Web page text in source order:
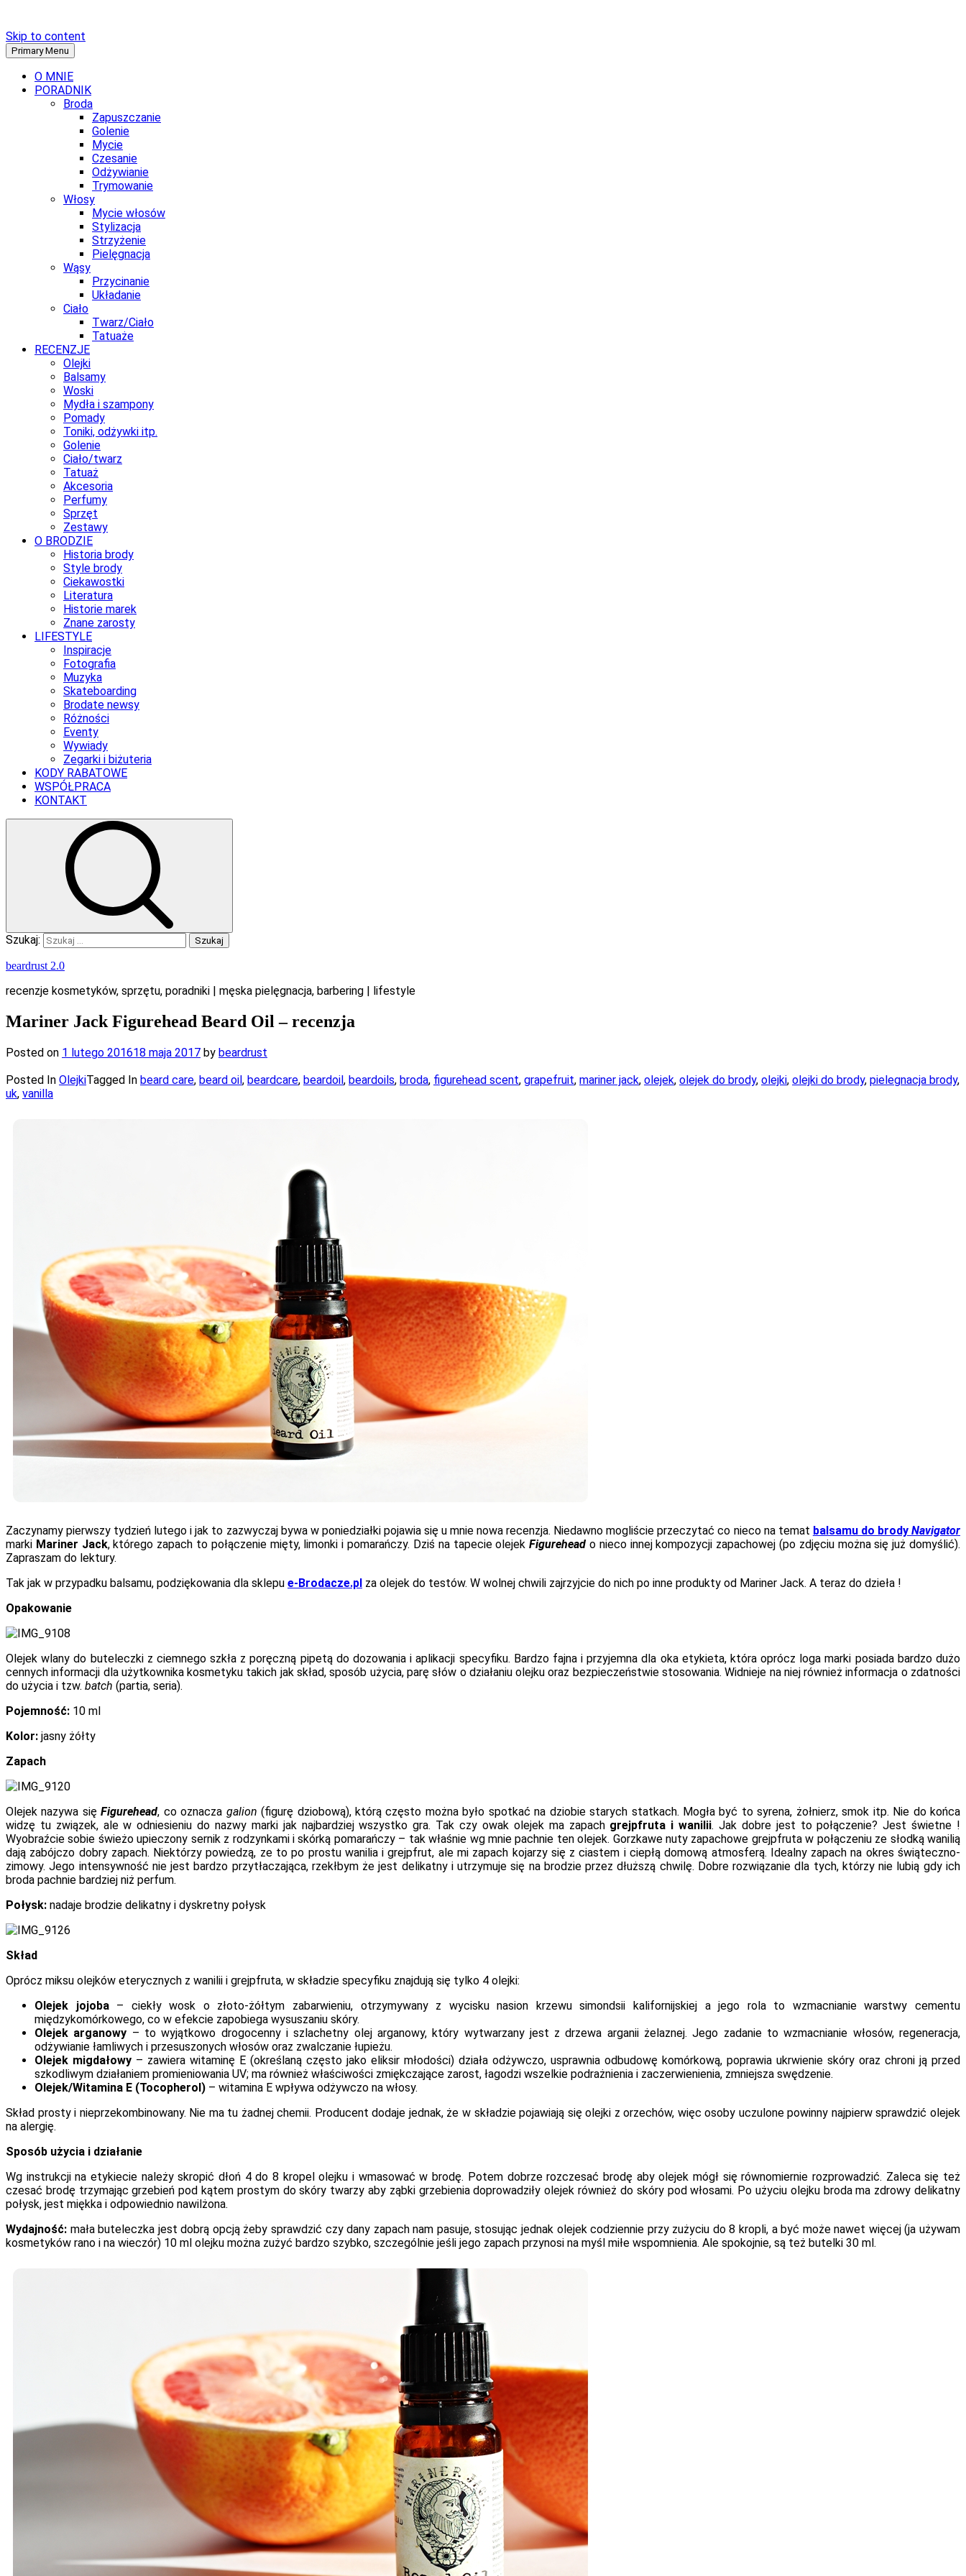
Skip to content
Primary Menu
O MNIE
PORADNIK
Broda
Zapuszczanie
Golenie
Mycie
Czesanie
Odżywianie
Trymowanie
Włosy
Mycie włosów
Stylizacja
Strzyżenie
Pielęgnacja
Wąsy
Przycinanie
Układanie
Ciało
Twarz/Ciało
Tatuaże
RECENZJE
Olejki
Balsamy
Woski
Mydła i szampony
Pomady
Toniki, odżywki itp.
Golenie
Ciało/twarz
Tatuaż
Akcesoria
Perfumy
Sprzęt
Zestawy
O BRODZIE
Historia brody
Style brody
Ciekawostki
Literatura
Historie marek
Znane zarosty
LIFESTYLE
Inspiracje
Fotografia
Muzyka
Skateboarding
Brodate newsy
Różności
Eventy
Wywiady
Zegarki i biżuteria
KODY RABATOWE
WSPÓŁPRACA
KONTAKT
Szukaj:
beardrust 2.0
recenzje kosmetyków, sprzętu, poradniki | męska pielęgnacja, barbering | lifestyle
Mariner Jack Figurehead Beard Oil – recenzja
Posted on 1 lutego 201618 maja 2017 by beardrust
Posted In OlejkiTagged In beard care, beard oil, beardcare, beardoil, beardoils, broda, figurehead scent, grapefruit, mariner jack, olejek, olejek do brody, olejki, olejki do brody, pielegnacja brody,
uk, vanilla
Zaczynamy pierwszy tydzień lutego i jak to zazwyczaj bywa w poniedziałki pojawia się u mnie nowa recenzja. Niedawno mogliście przeczytać co nieco na temat balsamu do brodyNavigator
marki Mariner Jack, którego zapach to połączenie mięty, limonki i pomarańczy. Dziś na tapecie olejekFigurehead o nieco innej kompozycji zapachowej (po zdjęciu można się już domyślić).
Zapraszam do lektury.
Tak jak w przypadku balsamu, podziękowania dla sklepu e-Brodacze.pl za olejek do testów. W wolnej chwili zajrzyjcie do nich po inne produkty od Mariner Jack. A teraz do dzieła !
Opakowanie
Olejek wlany do buteleczki z ciemnego szkła z poręczną pipetą do dozowania i aplikacji specyfiku. Bardzo fajna i przyjemna dla oka etykieta, która oprócz loga marki posiada bardzo dużo
cennych informacji dla użytkownika kosmetyku takich jak skład, sposób użycia, parę słów o działaniu olejku oraz bezpieczeństwie stosowania. Widnieje na niej również informacja o zdatności
do użycia i tzw. batch (partia, seria).
Pojemność: 10 ml
Kolor: jasny żółty
Zapach
Olejek nazywa sięFigurehead, co oznacza galion (figurę dziobową), którą często można było spotkać na dziobie starych statkach. Mogła być to syrena, żołnierz, smok itp. Nie do końca
widzę tu związek, ale w odniesieniu do nazwy marki jak najbardziej wszystko gra. Tak czy owak olejek ma zapach grejpfruta i wanilii. Jak dobre jest to połączenie? Jest świetne !
Wyobraźcie sobie świeżo upieczony sernik z rodzynkami i skórką pomarańczy – tak właśnie wg mnie pachnie ten olejek. Gorzkawe nuty zapachowe grejpfruta w połączeniu ze słodką wanilią
dają zabójczo dobry zapach. Niektórzy powiedzą, ze to po prostu wanilia i grejpfrut, ale mi zapach kojarzy się z ciastem i ciepłą domową atmosferą. Idealny zapach na okres świąteczno-
zimowy. Jego intensywność nie jest bardzo przytłaczająca, rzekłbym że jest delikatny i utrzymuje się na brodzie przez dłuższą chwilę. Dobre rozwiązanie dla tych, którzy nie lubią gdy ich
broda pachnie bardziej niż perfum.
Połysk: nadaje brodzie delikatny i dyskretny połysk
Skład
Oprócz miksu olejków eterycznych z wanilii i grejpfruta, w składzie specyfiku znajdują się tylko 4 olejki:
Olejek jojoba– ciekły wosk o złoto-żółtym zabarwieniu, otrzymywany z wycisku nasion krzewu simondsii kalifornijskiej a jego rola to wzmacnianie warstwy cementu
międzykomórkowego, co w efekcie zapobiega wysuszaniu skóry.
Olejek arganowy – to wyjątkowo drogocenny i szlachetny olej arganowy, który wytwarzany jest z drzewa arganii żelaznej. Jego zadanie to wzmacnianie włosów, regeneracja,
odżywianie łamliwych i przesuszonych włosów oraz zwalczanie łupieżu.
Olejek migdałowy – zawiera witaminę E (określaną często jako eliksir młodości) działa odżywczo, usprawnia odbudowę komórkową, poprawia ukrwienie skóry oraz chroni ją przed
szkodliwym działaniem promieniowania UV; ma również właściwości zmiękczające zarost, łagodzi wszelkie podrażnienia i zaczerwienienia, zmniejsza swędzenie.
Olejek/Witamina E (Tocopherol) – witamina E wpływa odżywczo na włosy.
Skład prosty i nieprzekombinowany. Nie ma tu żadnej chemii. Producent dodaje jednak, że w składzie pojawiają się olejki z orzechów, więc osoby uczulone powinny najpierw sprawdzić olejek
na alergię.
Sposób użycia i działanie
Wg instrukcji na etykiecie należy skropić dłoń 4 do 8 kropel olejku i wmasować w brodę. Potem dobrze rozczesać brodę aby olejek mógł się równomiernie rozprowadzić. Zaleca się też
czesać brodę trzymając grzebień pod kątem prostym do skóry twarzy aby ząbki grzebienia doprowadziły olejek również do skóry pod włosami. Po użyciu olejku broda ma zdrowy delikatny
połysk, jest miękka i odpowiednio nawilżona.
Wydajność: mała buteleczka jest dobrą opcją żeby sprawdzić czy dany zapach nam pasuje, stosując jednak olejek codziennie przy zużyciu do 8 kropli, a być może nawet więcej (ja używam
kosmetyków rano i na wieczór) 10 ml olejku można zużyć bardzo szybko, szczególnie jeśli jego zapach przynosi na myśl miłe wspomnienia. Ale spokojnie, są też butelki 30 ml.